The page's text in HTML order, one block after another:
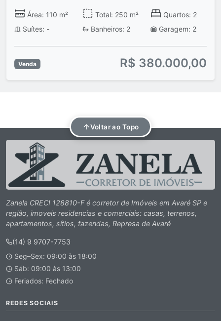
Área: 110 m² Total: 250 m²
Quartos: 2
Suítes: -
Banheiros: 2 Garagem: 2
Venda R$ 380.000,00
Voltar ao Topo
Zanela CRECI 128810-F é corretor de Imóveis em Avaré SP e
região, imoveis residencias e comerciais: casas, terrenos,
apartamentos, sítios, fazendas, Represa de Avaré
(14) 9 9707-7753
Seg–Sex: 09:00 às 18:00
Sáb: 09:00 às 13:00
Feriados: Fechado
REDES SOCIAIS